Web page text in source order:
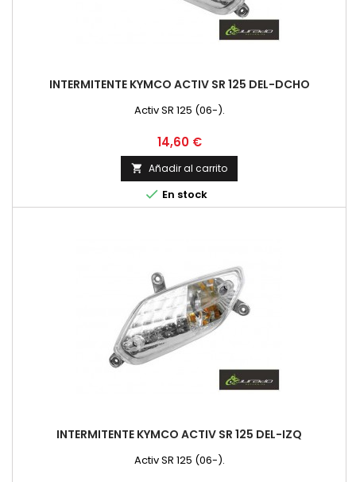
INTERMITENTE KYMCO ACTIV SR 125 DEL-DCHO
Activ SR 125 (06-).
Precio
14,60 €
 Añadir al carrito
 En stock
INTERMITENTE KYMCO ACTIV SR 125 DEL-IZQ
Activ SR 125 (06-).